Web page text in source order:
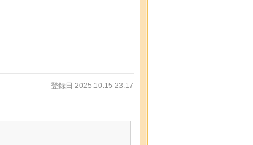
登録日 2025.10.15 23:17